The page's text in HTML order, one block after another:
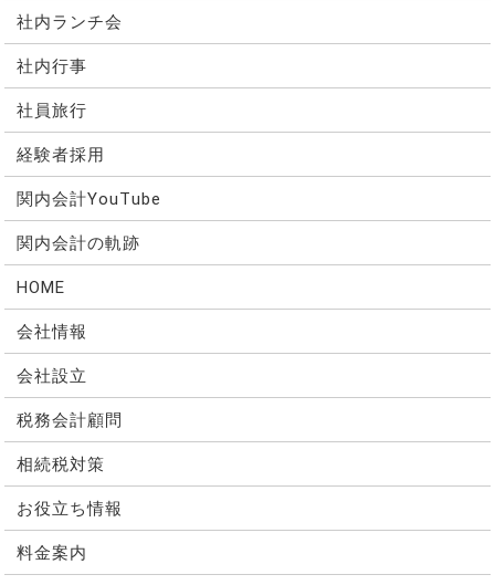
社内ランチ会
社内行事
社員旅行
経験者採用
関内会計YouTube
関内会計の軌跡
HOME
会社情報
会社設立
税務会計顧問
相続税対策
お役立ち情報
料金案内